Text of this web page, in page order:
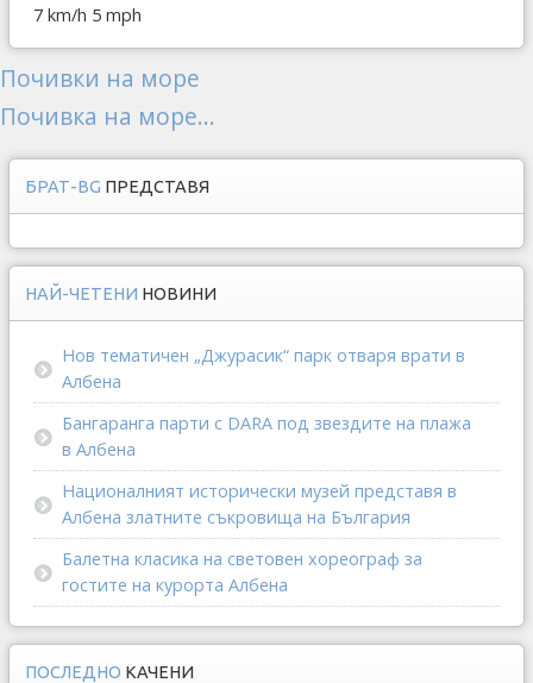
7 km/h 5 mph
Почивки на море
Почивка на море...
БРАТ-BG ПРЕДСТАВЯ
НАЙ-ЧЕТЕНИ НОВИНИ
Нов тематичен „Джурасик“ парк отваря врати в
Албена
Бангаранга парти с DARA под звездите на плажа
в Албена
Националният исторически музей представя в
Албена златните съкровища на България
Балетна класика на световен хореограф за
гостите на курорта Албена
ПОСЛЕДНО КАЧЕНИ